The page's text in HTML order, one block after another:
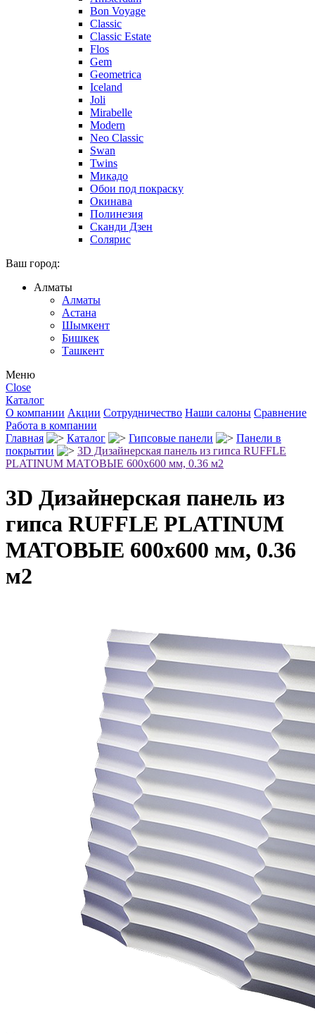
Bon Voyage
Classic
Classic Estate
Flos
Gem
Geometrica
Iceland
Joli
Mirabelle
Modern
Neo Classic
Swan
Twins
Микадо
Обои под покраску
Окинава
Полинезия
Сканди Дзен
Солярис
Ваш город:
Алматы
Алматы
Астана
Шымкент
Бишкек
Ташкент
Меню
Close
Каталог
О компании Акции Сотрудничество Наши салоны Сравнение
Работа в компании
Главная
Каталог Гипсовые панели
Панели в
покрытии
3D Дизайнерская панель из гипса RUFFLE
PLATINUM МАТОВЫЕ 600x600 мм, 0.36 м2
3D Дизайнерская панель из
гипса RUFFLE PLATINUM
МАТОВЫЕ 600x600 мм, 0.36
м2